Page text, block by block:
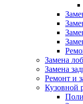
Замена
Замена
Ремонт и
Кузовной